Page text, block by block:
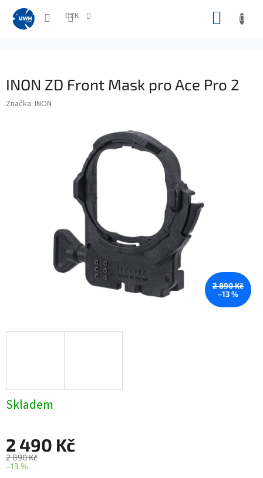
obsah
CZK
INON ZD Front Mask pro Ace Pro 2
Značka: INON
2 890 Kč
–13 %
Skladem
2 490 Kč
2 890 Kč
–13 %